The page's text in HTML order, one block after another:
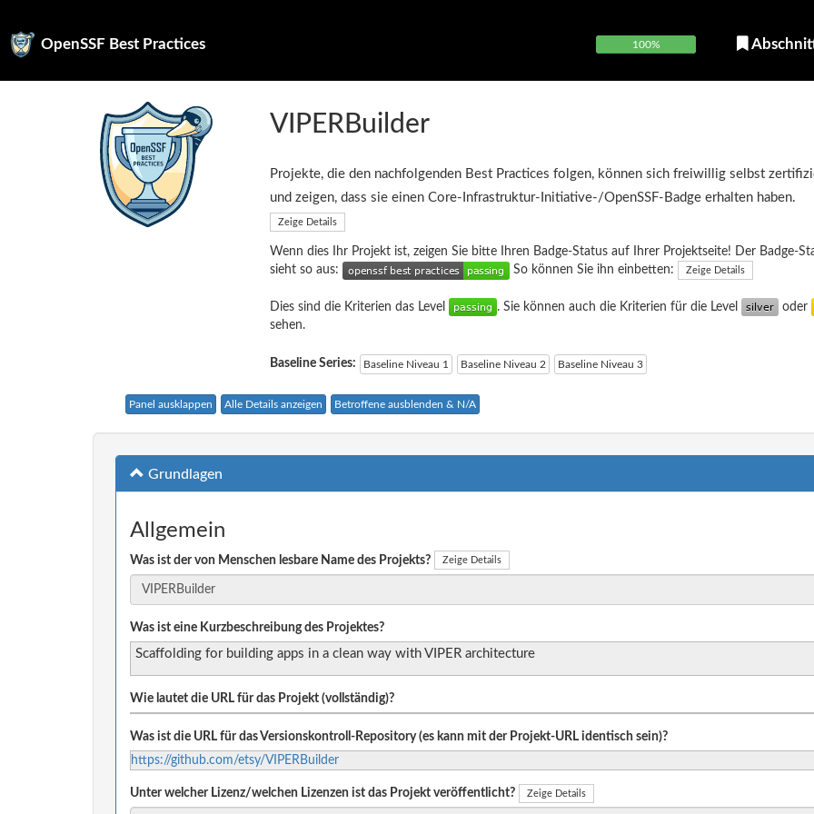
OpenSSF Best Practices 100%
VIPERBuilder
Projekte, die den nachfolgenden Best Practices folgen, können sich freiwillig selbst
und zeigen, dass sie einen Core-Infrastruktur-Initiative-/OpenSSF-Badge erhalten haben.
Zeige Details
Wenn dies Ihr Projekt ist, zeigen Sie bitte Ihren Badge-Status auf Ihrer Projektseite! Der Badge-
sieht so aus:
So können Sie ihn einbetten: Zeige Details
Dies sind die Kriterien das Level . Sie können auch die Kriterien für die Level
oder
sehen.
Baseline Series: Baseline Niveau 1 Baseline Niveau 2 Baseline Niveau 3
Panel ausklappen Alle Details anzeigen Betroffene ausblenden & N/A
Grundlagen
Allgemein
Was ist der von Menschen lesbare Name des Projekts? Zeige Details
Was ist eine Kurzbeschreibung des Projektes?
Scaffolding for building apps in a clean way with VIPER architecture
Wie lautet die URL für das Projekt (vollständig)?
Was ist die URL für das Versionskontroll-Repository (es kann mit der Projekt-URL identisch sein)?
https://github.com/etsy/VIPERBuilder
Unter welcher Lizenz/welchen Lizenzen ist das Projekt veröffentlicht? Zeige Details